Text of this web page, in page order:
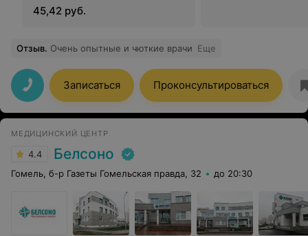
45,42 руб.
Отзыв. Очень опытные и чюткие врачи Еще
Записаться Проконсультироваться
МЕДИЦИНСКИЙ ЦЕНТР
4.4 Белсоно
Гомель, б-р Газеты Гомельская правда, 32 до 20:30